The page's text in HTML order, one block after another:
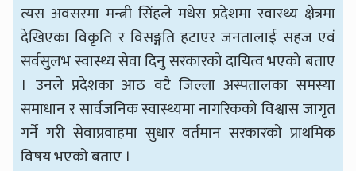
त्यस अवसरमा मन्त्री सिंहले मधेस प्रदेशमा स्वास्थ्य क्षेत्रमा
देखिएका विकृति र विसङ्गति हटाएर जनतालाई सहज एवं
सर्वसुलभ स्वास्थ्य सेवा दिनु सरकारको दायित्व भएको बताए
। उनले प्रदेशका आठ वटै जिल्ला अस्पतालका समस्या
समाधान र सार्वजनिक स्वास्थ्यमा नागरिकको विश्वास जागृत
गर्ने गरी सेवाप्रवाहमा सुधार वर्तमान सरकारको प्राथमिक
विषय भएको बताए ।